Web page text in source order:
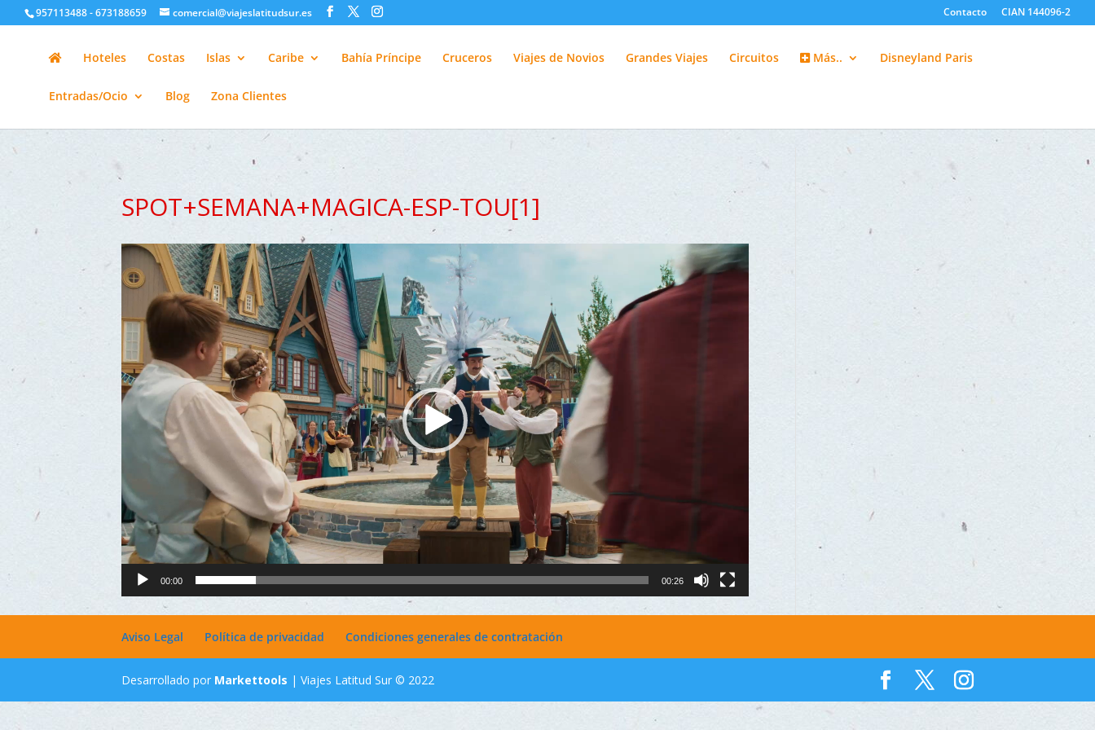
google-site-verification=H6A6AFFbXLQPnewL7da5KWjTFeKytP3gbsCfUlQl-3k
957113488 - 673188659 comercial@viajeslatitudsur.es Contacto CIAN 144096-2
Hoteles Costas Islas Caribe Bahía Príncipe Cruceros Viajes de Novios Grandes Viajes Circuitos Más.. Disneyland Paris
Entradas/Ocio Blog Zona Clientes
SPOT+SEMANA+MAGICA-ESP-TOU[1]
Reproductor
de
vídeo
00:00 00:26
Aviso Legal Política de privacidad Condiciones generales de contratación
Desarrollado por Markettools | Viajes Latitud Sur © 2022